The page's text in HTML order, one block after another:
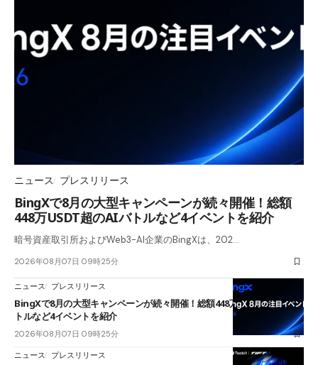
ニュース プレスリリース
BingXで8月の大型キャンペーンが続々開催！総額
448万USDT超のAIバトルなど4イベントを紹介
暗号資産取引所およびWeb3-AI企業のBingXは、202…
2026年08月07日 09時25分
ニュース プレスリリース
BingXで8月の大型キャンペーンが続々開催！総額448万USDT超のAIバ
トルなど4イベントを紹介
2026年08月07日 09時25分
ニュース プレスリリース